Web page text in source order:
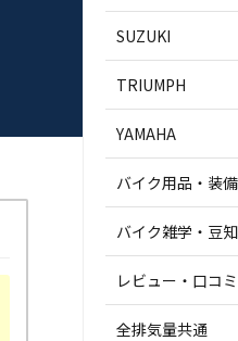
SUZUKI
TRIUMPH
YAMAHA
バイク用品・装備
バイク雑学・豆
レビュー・口コ
全排気量共通